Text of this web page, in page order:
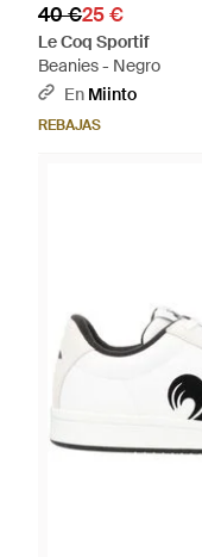
40 €25 €
Le Coq Sportif
Beanies - Negro
En Miinto
REBAJAS